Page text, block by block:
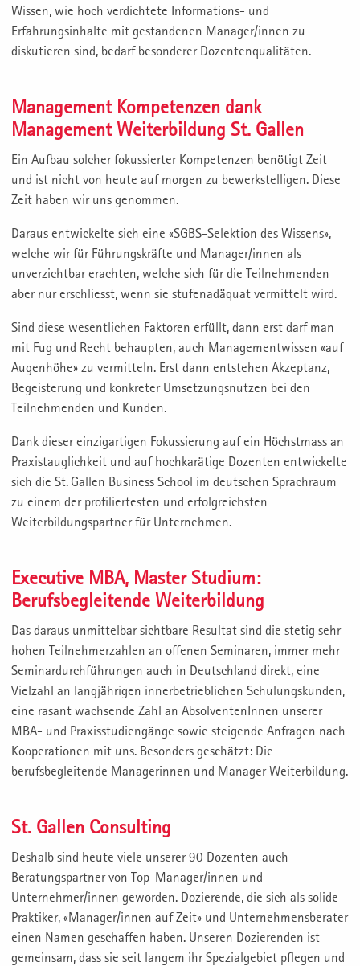
Wissen, wie hoch verdichtete Informations- und
Erfahrungsinhalte mit gestandenen Manager/innen zu
diskutieren sind, bedarf besonderer Dozentenqualitäten.
Management Kompetenzen dank
Management Weiterbildung St. Gallen
Ein Aufbau solcher fokussierter Kompetenzen benötigt Zeit
und ist nicht von heute auf morgen zu bewerkstelligen. Diese
Zeit haben wir uns genommen.
Daraus entwickelte sich eine «SGBS-Selektion des Wissens»,
welche wir für Führungskräfte und Manager/innen als
unverzichtbar erachten, welche sich für die Teilnehmenden
aber nur erschliesst, wenn sie stufenadäquat vermittelt wird.
Sind diese wesentlichen Faktoren erfüllt, dann erst darf man
mit Fug und Recht behaupten, auch Managementwissen «auf
Augenhöhe» zu vermitteln. Erst dann entstehen Akzeptanz,
Begeisterung und konkreter Umsetzungsnutzen bei den
Teilnehmenden und Kunden.
Dank dieser einzigartigen Fokussierung auf ein Höchstmass an
Praxistauglichkeit und auf hochkarätige Dozenten entwickelte
sich die St. Gallen Business School im deutschen Sprachraum
zu einem der profiliertesten und erfolgreichsten
Weiterbildungspartner für Unternehmen.
Executive MBA, Master Studium:
Berufsbegleitende Weiterbildung
Das daraus unmittelbar sichtbare Resultat sind die stetig sehr
hohen Teilnehmerzahlen an offenen Seminaren, immer mehr
Seminardurchführungen auch in Deutschland direkt, eine
Vielzahl an langjährigen innerbetrieblichen Schulungskunden,
eine rasant wachsende Zahl an AbsolventenInnen unserer
MBA- und Praxisstudiengänge sowie steigende Anfragen nach
Kooperationen mit uns. Besonders geschätzt: Die
berufsbegleitende Managerinnen und Manager Weiterbildung.
St. Gallen Consulting
Deshalb sind heute viele unserer 90 Dozenten auch
Beratungspartner von Top-Manager/innen und
Unternehmer/innen geworden. Dozierende, die sich als solide
Praktiker, «Manager/innen auf Zeit» und Unternehmensberater
einen Namen geschaffen haben. Unseren Dozierenden ist
gemeinsam, dass sie seit langem ihr Spezialgebiet pflegen und